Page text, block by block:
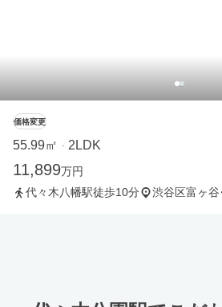
価格変更
55.99㎡ ・ 2LDK
11,899万円
代々木八幡駅徒歩10分
渋谷区富ヶ谷